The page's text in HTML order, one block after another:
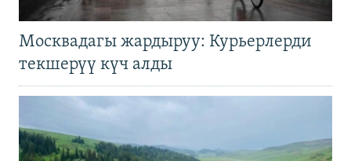
Москвадагы жардыруу: Курьерлерди
текшерүү күч алды